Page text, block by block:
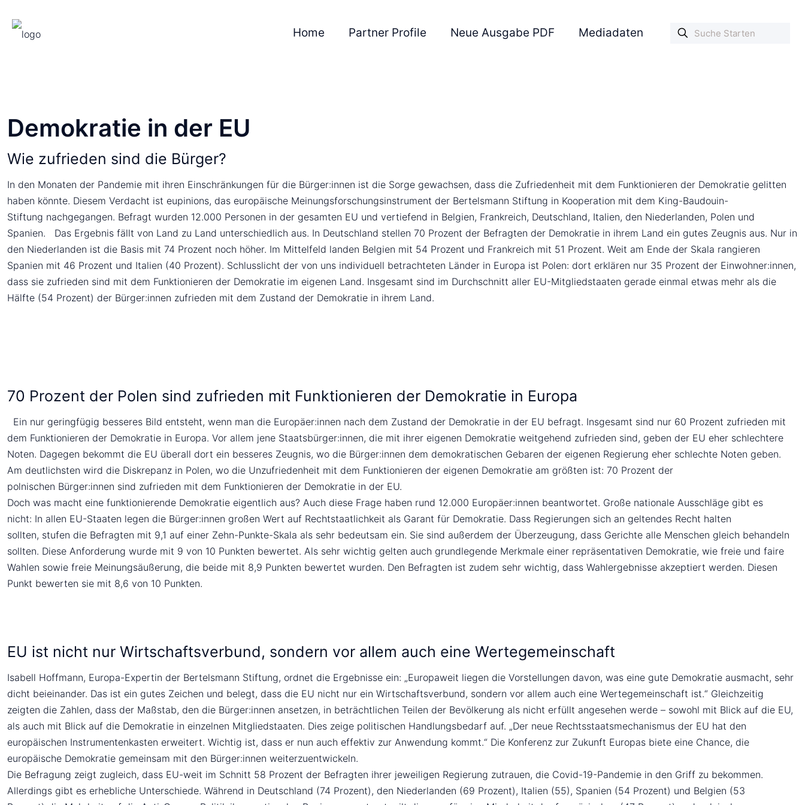
Home Partner Profile Neue Ausgabe PDF Mediadaten
Demokratie in der EU
Wie zufrieden sind die Bürger?
In den Monaten der Pandemie mit ihren Einschränkungen für die Bürger:innen ist die Sorge gewachsen, dass die Zufriedenheit mit dem Funktionieren der Demokratie gelitten
haben könnte. Diesem Verdacht ist eupinions, das europäische Meinungsforschungsinstrument der Bertelsmann Stiftung in Kooperation mit dem King-Baudouin-
Stiftung nachgegangen. Befragt wurden 12.000 Personen in der gesamten EU und vertiefend in Belgien, Frankreich, Deutschland, Italien, den Niederlanden, Polen und
Spanien. Das Ergebnis fällt von Land zu Land unterschiedlich aus. In Deutschland stellen 70 Prozent der Befragten der Demokratie in ihrem Land ein gutes Zeugnis aus. Nur in
den Niederlanden ist die Basis mit 74 Prozent noch höher. Im Mittelfeld landen Belgien mit 54 Prozent und Frankreich mit 51 Prozent. Weit am Ende der Skala rangieren
Spanien mit 46 Prozent und Italien (40 Prozent). Schlusslicht der von uns individuell betrachteten Länder in Europa ist Polen: dort erklären nur 35 Prozent der Einwohner:innen,
dass sie zufrieden sind mit dem Funktionieren der Demokratie im eigenen Land. Insgesamt sind im Durchschnitt aller EU-Mitgliedstaaten gerade einmal etwas mehr als die
Hälfte (54 Prozent) der Bürger:innen zufrieden mit dem Zustand der Demokratie in ihrem Land.
70 Prozent der Polen sind zufrieden mit Funktionieren der Demokratie in Europa
Ein nur geringfügig besseres Bild entsteht, wenn man die Europäer:innen nach dem Zustand der Demokratie in der EU befragt. Insgesamt sind nur 60 Prozent zufrieden mit
dem Funktionieren der Demokratie in Europa. Vor allem jene Staatsbürger:innen, die mit ihrer eigenen Demokratie weitgehend zufrieden sind, geben der EU eher schlechtere
Noten. Dagegen bekommt die EU überall dort ein besseres Zeugnis, wo die Bürger:innen dem demokratischen Gebaren der eigenen Regierung eher schlechte Noten geben.
Am deutlichsten wird die Diskrepanz in Polen, wo die Unzufriedenheit mit dem Funktionieren der eigenen Demokratie am größten ist: 70 Prozent der
polnischen Bürger:innen sind zufrieden mit dem Funktionieren der Demokratie in der EU.
Doch was macht eine funktionierende Demokratie eigentlich aus? Auch diese Frage haben rund 12.000 Europäer:innen beantwortet. Große nationale Ausschläge gibt es
nicht: In allen EU-Staaten legen die Bürger:innen großen Wert auf Rechtstaatlichkeit als Garant für Demokratie. Dass Regierungen sich an geltendes Recht halten
sollten, stufen die Befragten mit 9,1 auf einer Zehn-Punkte-Skala als sehr bedeutsam ein. Sie sind außerdem der Überzeugung, dass Gerichte alle Menschen gleich behandeln
sollten. Diese Anforderung wurde mit 9 von 10 Punkten bewertet. Als sehr wichtig gelten auch grundlegende Merkmale einer repräsentativen Demokratie, wie freie und faire
Wahlen sowie freie Meinungsäußerung, die beide mit 8,9 Punkten bewertet wurden. Den Befragten ist zudem sehr wichtig, dass Wahlergebnisse akzeptiert werden. Diesen
Punkt bewerten sie mit 8,6 von 10 Punkten.
EU ist nicht nur Wirtschaftsverbund, sondern vor allem auch eine Wertegemeinschaft
Isabell Hoffmann, Europa-Expertin der Bertelsmann Stiftung, ordnet die Ergebnisse ein: „Europaweit liegen die Vorstellungen davon, was eine gute Demokratie ausmacht, sehr
dicht beieinander. Das ist ein gutes Zeichen und belegt, dass die EU nicht nur ein Wirtschaftsverbund, sondern vor allem auch eine Wertegemeinschaft ist.“ Gleichzeitig
zeigten die Zahlen, dass der Maßstab, den die Bürger:innen ansetzen, in beträchtlichen Teilen der Bevölkerung als nicht erfüllt angesehen werde – sowohl mit Blick auf die EU,
als auch mit Blick auf die Demokratie in einzelnen Mitgliedstaaten. Dies zeige politischen Handlungsbedarf auf. „Der neue Rechtsstaatsmechanismus der EU hat den
europäischen Instrumentenkasten erweitert. Wichtig ist, dass er nun auch effektiv zur Anwendung kommt.“ Die Konferenz zur Zukunft Europas biete eine Chance, die
europäische Demokratie gemeinsam mit den Bürger:innen weiterzuentwickeln.
Die Befragung zeigt zugleich, dass EU-weit im Schnitt 58 Prozent der Befragten ihrer jeweiligen Regierung zutrauen, die Covid-19-Pandemie in den Griff zu bekommen.
Allerdings gibt es erhebliche Unterschiede. Während in Deutschland (74 Prozent), den Niederlanden (69 Prozent), Italien (55), Spanien (54 Prozent) und Belgien (53